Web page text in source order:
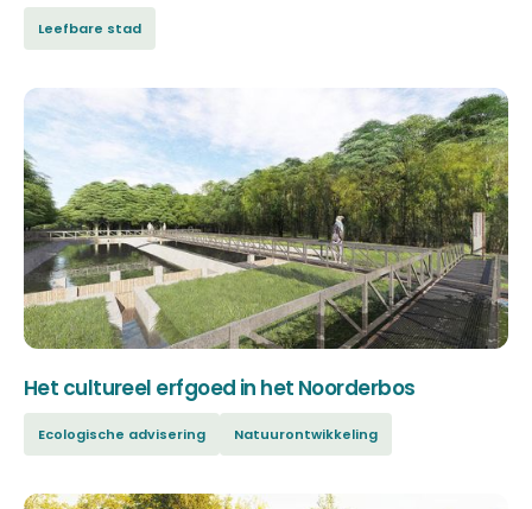
Leefbare stad
Het cultureel erfgoed in het Noorderbos
Ecologische advisering Natuurontwikkeling